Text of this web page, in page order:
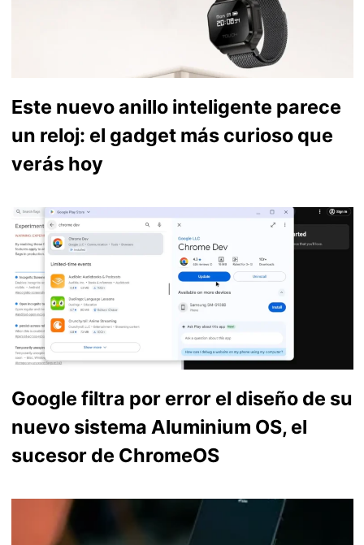
Este nuevo anillo inteligente parece
un reloj: el gadget más curioso que
verás hoy
Google filtra por error el diseño de su
nuevo sistema Aluminium OS, el
sucesor de ChromeOS